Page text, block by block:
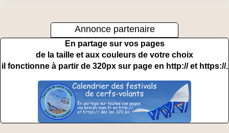
Annonce partenaire
En partage sur vos pages
de la taille et aux couleurs de votre choix
il fonctionne à partir de 320px sur page en http:// et https://.